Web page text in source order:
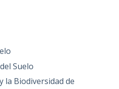
Suelo
la Biodiversidad de